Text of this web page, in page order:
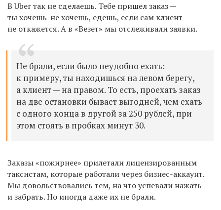
В Uberтак не сделаешь. Тебе пришел заказ —
ты хочешь-не хочешь, едешь, если сам клиент
не откажется.А в «Везет» мы отслеживали заявки.
Не брали, если было неудобно ехать:
к примеру, ты находишься на левом берегу,
а клиент — на правом. То есть, проехать заказ
на две остановки бывает выгодней, чем ехать
с одного конца в другой за 250 рублей, при
этом стоять в пробках минут 30.
Заказы «пожирнее» прилеталилицензированным
таксистам, которые работали через бизнес-аккаунт.
Мы довольствовались тем, на что успевали нажать
и забрать. Но иногда даже их не брали.